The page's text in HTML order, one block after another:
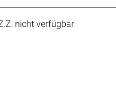
4 Ampere
nicht verfügbar